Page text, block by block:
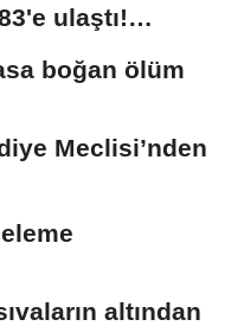
ulaştı!
boğan ölüm
Meclisi’nden
altından